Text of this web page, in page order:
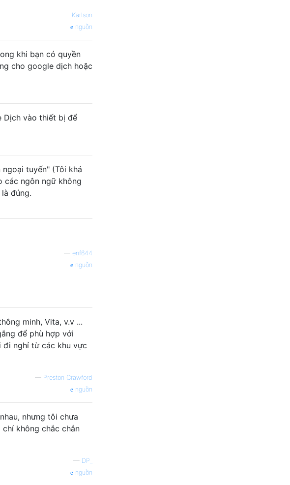
— Karlson
nguồn
khi bạn có quyền
cho google dịch hoặc
Dịch vào thiết bị để
tuyến" (Tôi khá
các ngôn ngữ không
đúng.
enf644
nguồn
minh, Vita, v.v ...
để phù hợp với
đi nghỉ từ các khu vực
— Preston Crawford
nguồn
nhưng tôi chưa
không chắc chắn
— DP_
nguồn